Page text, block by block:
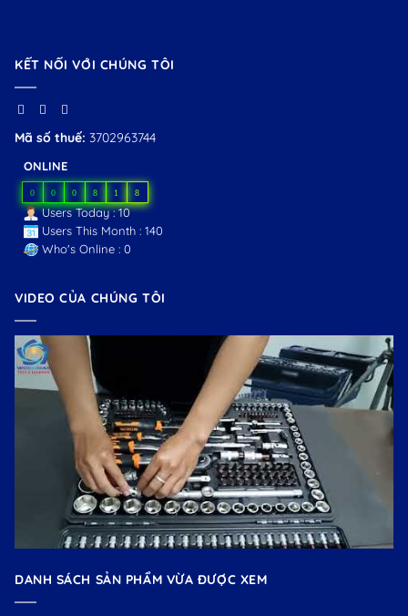
KẾT NỐI VỚI CHÚNG TÔI
Mã số thuế: 3702963744
ONLINE
0 0 0 8 1 8
Users Today : 10
Users This Month : 140
Who's Online : 0
VIDEO CỦA CHÚNG TÔI
DANH SÁCH SẢN PHẨM VỪA ĐƯỢC XEM